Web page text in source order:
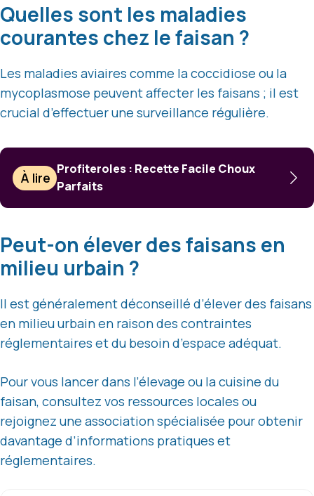
Quelles sont les maladies
courantes chez le faisan ?
Les maladies aviaires comme la coccidiose ou la
mycoplasmose peuvent affecter les faisans ; il est
crucial d’effectuer une surveillance régulière.
À lire
Profiteroles : Recette Facile Choux
Parfaits
Peut-on élever des faisans en
milieu urbain ?
Il est généralement déconseillé d’élever des faisans
en milieu urbain en raison des contraintes
réglementaires et du besoin d’espace adéquat.
Pour vous lancer dans l’élevage ou la cuisine du
faisan, consultez vos ressources locales ou
rejoignez une association spécialisée pour obtenir
davantage d’informations pratiques et
réglementaires.